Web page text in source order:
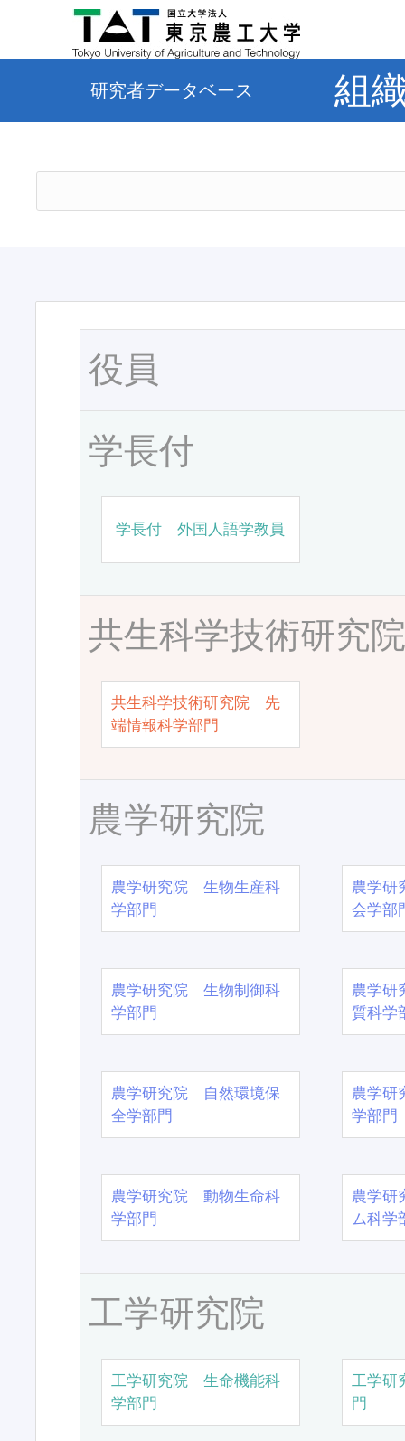
研究者データベース 組
役員
学長付
学長付 外国人語学教員
共生科学技術研究
共生科学技術研究院 先
端情報科学部門
農学研究院
農学研究院 生物生産科
学部門
農学
会学部
農学研究院 生物制御科
学部門
農学
質科学
農学研究院 自然環境保
全学部門
農学
学部門
農学研究院 動物生命科
学部門
農学
ム科学
工学研究院
工学研究院 生命機能科
学部門
工学研
門